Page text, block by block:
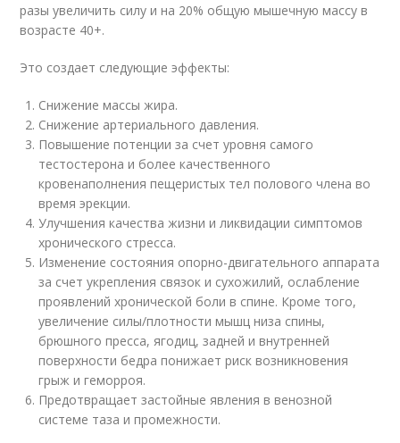
разы увеличить силу и на 20% общую мышечную массу в
возрасте 40+.
Это создает следующие эффекты:
Снижение массы жира.
Снижение артериального давления.
Повышение потенции за счет уровня самого
тестостерона и более качественного
кровенаполнения пещеристых тел полового члена во
время эрекции.
Улучшения качества жизни и ликвидации симптомов
хронического стресса.
Изменение состояния опорно-двигательного аппарата
за счет укрепления связок и сухожилий, ослабление
проявлений хронической боли в спине. Кроме того,
увеличение силы/плотности мышц низа спины,
брюшного пресса, ягодиц, задней и внутренней
поверхности бедра понижает риск возникновения
грыж и геморроя.
Предотвращает застойные явления в венозной
системе таза и промежности.